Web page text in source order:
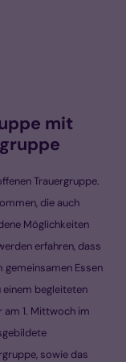
mit
Trauergruppe.
die auch
Möglichkeiten
erfahren, dass
gemeinsamen Essen
einem begleiteten
am 1. Mittwoch im
sowie das